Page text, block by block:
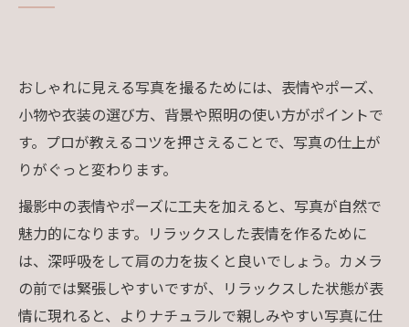
おしゃれに見える写真を撮るためには、表情やポーズ、
小物や衣装の選び方、背景や照明の使い方がポイントで
す。プロが教えるコツを押さえることで、写真の仕上が
りがぐっと変わります。
撮影中の表情やポーズに工夫を加えると、写真が自然で
魅力的になります。リラックスした表情を作るために
は、深呼吸をして肩の力を抜くと良いでしょう。カメラ
の前では緊張しやすいですが、リラックスした状態が表
情に現れると、よりナチュラルで親しみやすい写真に仕